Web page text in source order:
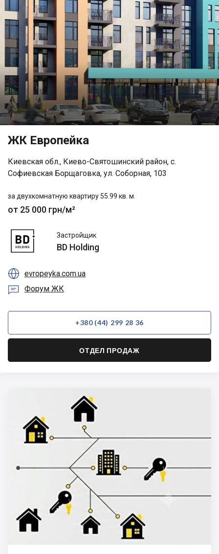
ЖК Европейка
Киевская обл., Киево-Святошинский район, с.
Софиевская Борщаговка, ул. Соборная, 103
за двухкомнатную квартиру 55.99 кв. м.
от 25 000 грн/м²
BD
Holding
Застройщик
BD Holding
 evropeyka.com.ua
 Форум ЖК
+380 (44) 299 28 36
ОТДЕЛ ПРОДАЖ